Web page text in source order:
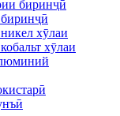
биринҷӣ
биринҷӣ
хӯлаи
хӯлаи